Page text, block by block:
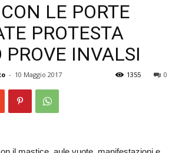
LE PORTE
PROTESTA
PROVE INVALSI
- 10 Maggio 2017 0
1355